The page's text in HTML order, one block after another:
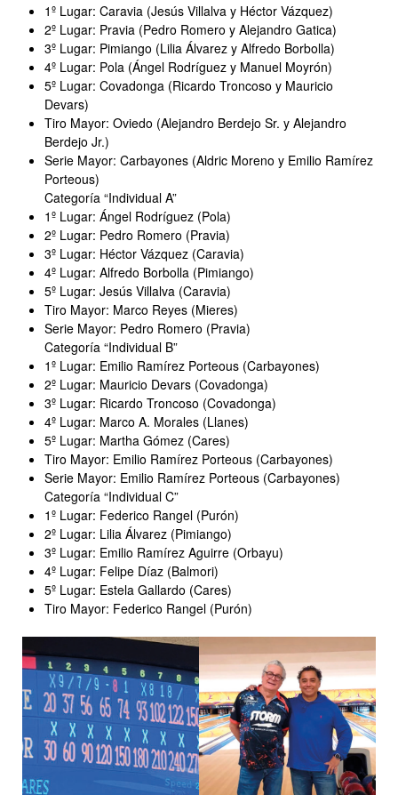
1º Lugar: Caravia (Jesús Villalva y Héctor Vázquez)
2º Lugar: Pravia (Pedro Romero y Alejandro Gatica)
3º Lugar: Pimiango (Lilia Álvarez y Alfredo Borbolla)
4º Lugar: Pola (Ángel Rodríguez y Manuel Moyrón)
5º Lugar: Covadonga (Ricardo Troncoso y Mauricio
Devars)
Tiro Mayor: Oviedo (Alejandro Berdejo Sr. y Alejandro
Berdejo Jr.)
Serie Mayor: Carbayones (Aldric Moreno y Emilio Ramírez
Porteous)
Categoría “Individual A”
1º Lugar: Ángel Rodríguez (Pola)
2º Lugar: Pedro Romero (Pravia)
3º Lugar: Héctor Vázquez (Caravia)
4º Lugar: Alfredo Borbolla (Pimiango)
5º Lugar: Jesús Villalva (Caravia)
Tiro Mayor: Marco Reyes (Mieres)
Serie Mayor: Pedro Romero (Pravia)
Categoría “Individual B”
1º Lugar: Emilio Ramírez Porteous (Carbayones)
2º Lugar: Mauricio Devars (Covadonga)
3º Lugar: Ricardo Troncoso (Covadonga)
4º Lugar: Marco A. Morales (Llanes)
5º Lugar: Martha Gómez (Cares)
Tiro Mayor: Emilio Ramírez Porteous (Carbayones)
Serie Mayor: Emilio Ramírez Porteous (Carbayones)
Categoría “Individual C”
1º Lugar: Federico Rangel (Purón)
2º Lugar: Lilia Álvarez (Pimiango)
3º Lugar: Emilio Ramírez Aguirre (Orbayu)
4º Lugar: Felipe Díaz (Balmori)
5º Lugar: Estela Gallardo (Cares)
Tiro Mayor: Federico Rangel (Purón)